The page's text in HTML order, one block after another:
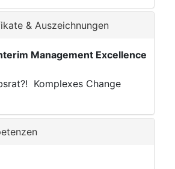
& Auszeichnungen
Management Excellence
Komplexes Change